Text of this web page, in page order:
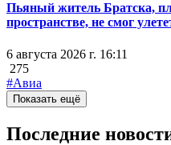
Пьяный житель Братска,
пространстве, не смог
6 августа 2026 г. 16:11
275
#Авиа
Показать ещё
Последние